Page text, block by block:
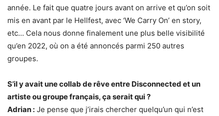
année. Le fait que quatre jours avant on arrive et qu’on soit
mis en avant par le Hellfest, avec ‘We Carry On’ en story,
etc… Cela nous donne finalement une plus belle visibilité
qu’en 2022, où on a été annoncés parmi 250 autres
groupes.
S’il y avait une collab de rêve entre Disconnected et un
artiste ou groupe français, ça serait qui ?
Adrian : Je pense que j’irais chercher quelqu’un qui n’est